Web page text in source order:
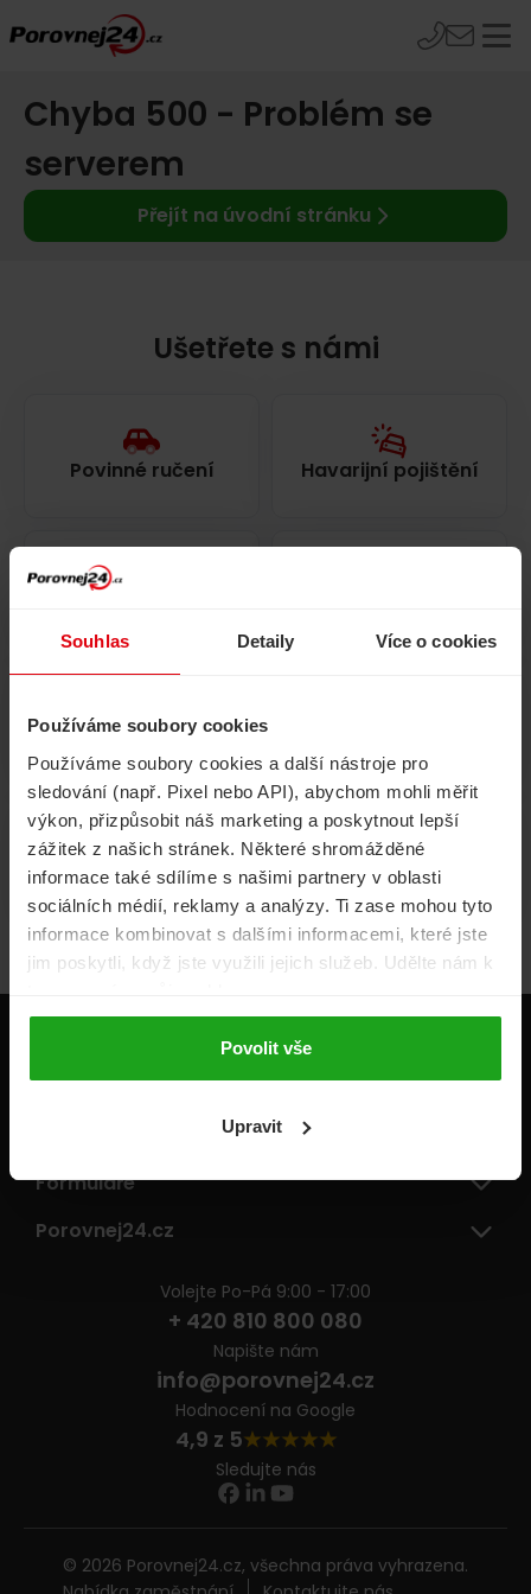
Souhlas Detaily Více o cookies
Používáme soubory cookies
Používáme soubory cookies a další nástroje pro
sledování (např. Pixel nebo API), abychom mohli měřit
výkon, přizpůsobit náš marketing a poskytnout lepší
zážitek z našich stránek. Některé shromážděné
informace také sdílíme s našimi partnery v oblasti
sociálních médií, reklamy a analýzy. Ti zase mohou tyto
informace kombinovat s dalšími informacemi, které jste
jim poskytli, když jste využili jejich služeb. Udělte nám k
Povolit vše
Upravit
Chyba 500 - Problém se
serverem
Přejít na úvodní stránku
Ušetřete s námi
Povinné ručení Havarijní pojištění
Volání, internet, TV
Životní pojištění Energie
Pojišťovny
Formuláře
Porovnej24.cz
Volejte Po-Pá 9:00 - 17:00
+ 420 810 800 080
Napište nám
info@porovnej24.cz
Hodnocení na Google
4,9 z 5
Sledujte nás
© 2026 Porovnej24.cz, všechna práva vyhrazena.